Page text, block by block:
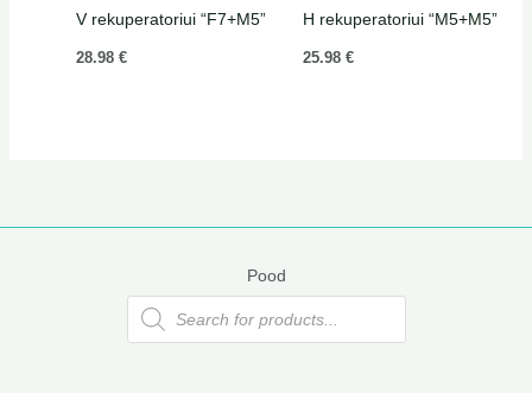
V rekuperatoriui “F7+M5”
28.98 €
H rekuperatoriui “M5+M5”
25.98 €
Pood
Products
search